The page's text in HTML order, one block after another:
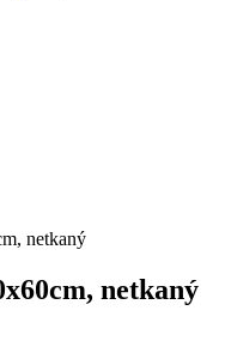
netkaný
netkaný